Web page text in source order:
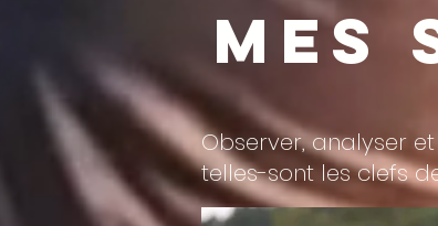
mes
Observer, analyser
telles-sont les clefs